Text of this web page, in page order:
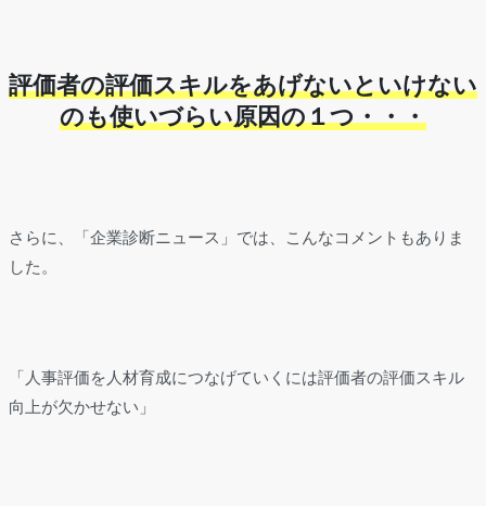
評価者の評価スキルをあげないといけない
のも使いづらい原因の１つ・・・
さらに、「企業診断ニュース」では、こんなコメントもありま
した。
「人事評価を人材育成につなげていくには評価者の評価スキル
向上が欠かせない」